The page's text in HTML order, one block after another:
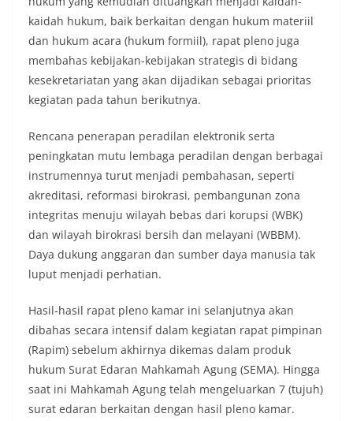
kaidah hukum, baik berkaitan dengan hukum materiil
dan hukum acara (hukum formiil), rapat pleno juga
membahas kebijakan-kebijakan strategis di bidang
kesekretariatan yang akan dijadikan sebagai prioritas
kegiatan pada tahun berikutnya.
Rencana penerapan peradilan elektronik serta
peningkatan mutu lembaga peradilan dengan berbagai
instrumennya turut menjadi pembahasan, seperti
akreditasi, reformasi birokrasi, pembangunan zona
integritas menuju wilayah bebas dari korupsi (WBK)
dan wilayah birokrasi bersih dan melayani (WBBM).
Daya dukung anggaran dan sumber daya manusia tak
luput menjadi perhatian.
Hasil-hasil rapat pleno kamar ini selanjutnya akan
dibahas secara intensif dalam kegiatan rapat pimpinan
(Rapim) sebelum akhirnya dikemas dalam produk
hukum Surat Edaran Mahkamah Agung (SEMA). Hingga
saat ini Mahkamah Agung telah mengeluarkan 7 (tujuh)
surat edaran berkaitan dengan hasil pleno kamar.